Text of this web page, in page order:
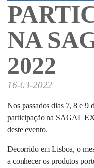
NA
2022
16-03-2022
Nos passados dias 7, 8 e 9
participação na SAGAL
deste evento.
Decorrido em Lisboa, o
a conhecer os produtos